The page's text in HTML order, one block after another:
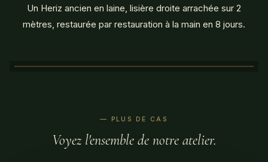
Un Heriz ancien en laine, lisière droite arrachée sur 2
mètres, restaurée par restauration à la main en 8 jours.
— PLUS DE CAS
Voyez l'ensemble de notre atelier.